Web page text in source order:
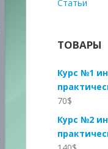
Статьи
ТОВАРЫ
Курс №1
70$
Курс №2